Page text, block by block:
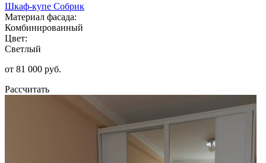
Шкаф-купе Собрик
Материал фасада:
Комбинированный
Цвет:
Светлый
от 81 000 руб.
Рассчитать